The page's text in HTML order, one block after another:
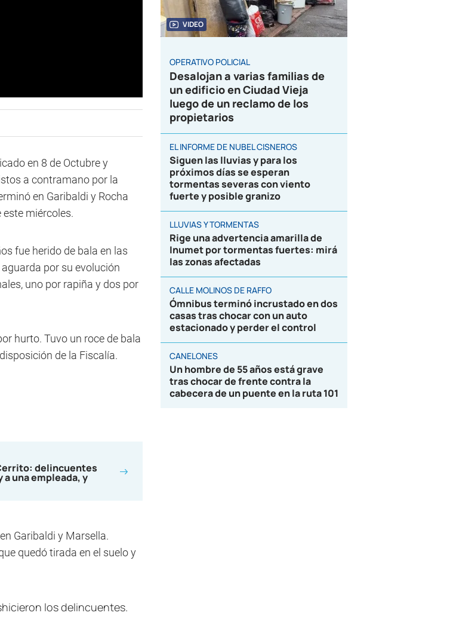
en 8 de Octubre y
a contramano por la
en Garibaldi y Rocha
miércoles.
fue herido de bala en las
por su evolución
uno por rapiña y dos por
hurto. Tuvo un roce de bala
de la Fiscalía.
delincuentes
una empleada, y
Garibaldi y Marsella.
quedó tirada en el suelo y
VIDEO
OPERATIVO POLICIAL
Desalojan a varias familias de
un edificio en Ciudad Vieja
luego de un reclamo de los
propietarios
EL INFORME DE NUBEL CISNEROS
Siguen las lluvias y para los
próximos días se esperan
tormentas severas con viento
fuerte y posible granizo
LLUVIAS Y TORMENTAS
Rige una advertencia amarilla de
Inumet por tormentas fuertes: mirá
las zonas afectadas
CALLE MOLINOS DE RAFFO
Ómnibus terminó incrustado en dos
casas tras chocar con un auto
estacionado y perder el control
CANELONES
Un hombre de 55 años está grave
tras chocar de frente contra la
cabecera de un puente en la ruta 101